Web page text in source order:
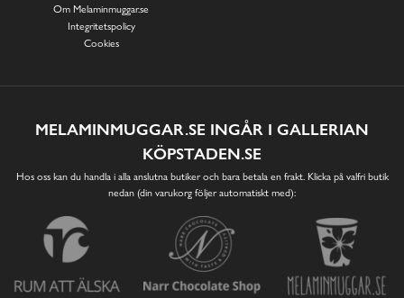
Om Melaminmuggar.se
Integritetspolicy
Cookies
MELAMINMUGGAR.SE INGÅR I GALLERIAN
KÖPSTADEN.SE
Hos oss kan du handla i alla anslutna butiker och bara betala en frakt. Klicka på valfri butik
nedan (din varukorg följer automatiskt med):